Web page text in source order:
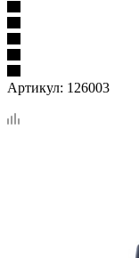
Артикул: 126003